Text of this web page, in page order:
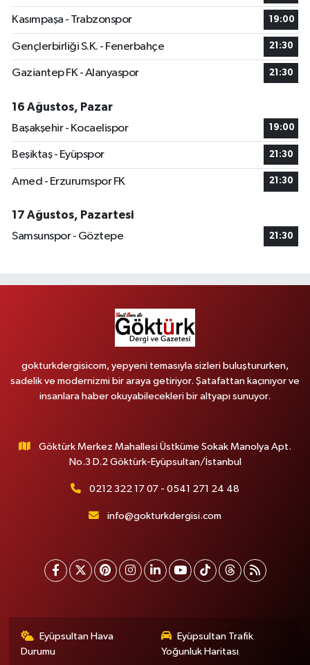
Kasımpaşa - Trabzonspor 19:00
Gençlerbirliği S.K. - Fenerbahçe 21:30
Gaziantep FK - Alanyaspor 21:30
16 Ağustos, Pazar
Başakşehir - Kocaelispor
19:00
Beşiktaş - Eyüpspor 21:30
Amed - Erzurumspor FK 21:30
17 Ağustos, Pazartesi
Samsunspor - Göztepe
21:30
gokturkdergisicom, yepyeni temasıyla sizleri buluştururken,
sadelik ve modernizmi bir araya getiriyor. Şatafattan kaçınıyor ve
insanlara haber okuyabilecekleri bir altyapı sunuyor.
Göktürk Merkez Mahallesi Üstküme Sokak Manolya Apt.
No.3 D.2 Göktürk-Eyüpsultan/İstanbul
0212 322 17 07 - 0541 271 24 48
info@gokturkdergisi.com
Eyüpsultan Hava
Durumu
Eyüpsultan Trafik
Yoğunluk Haritası